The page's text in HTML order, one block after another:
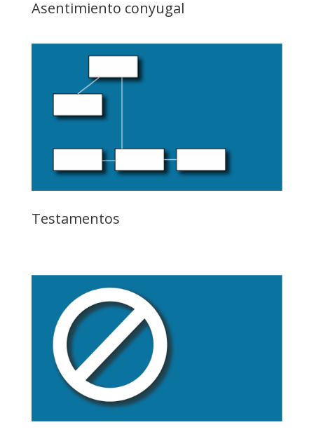
Asentimiento conyugal
Testamentos